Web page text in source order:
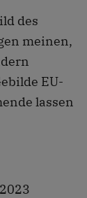
des
meinen,
EU-
lassen